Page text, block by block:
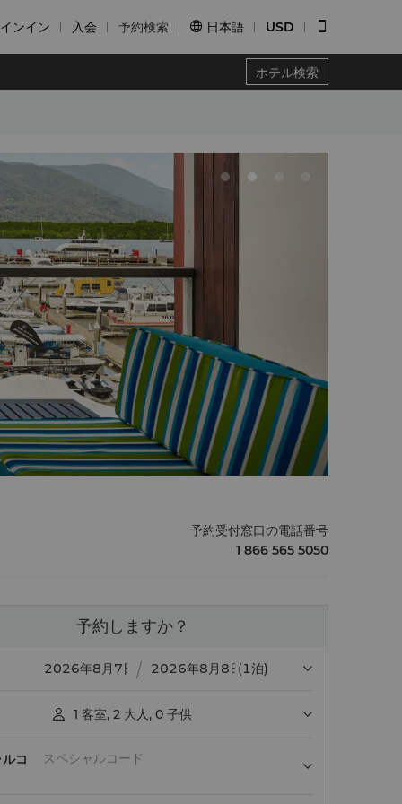
ンイン 入会 予約検索  日本語 USD
ホテル検索
予約受付窓口の電話番号
1 866 565 5050
予約しますか？
(1泊)
 1 客室, 2 大人 , 0 子供
コ